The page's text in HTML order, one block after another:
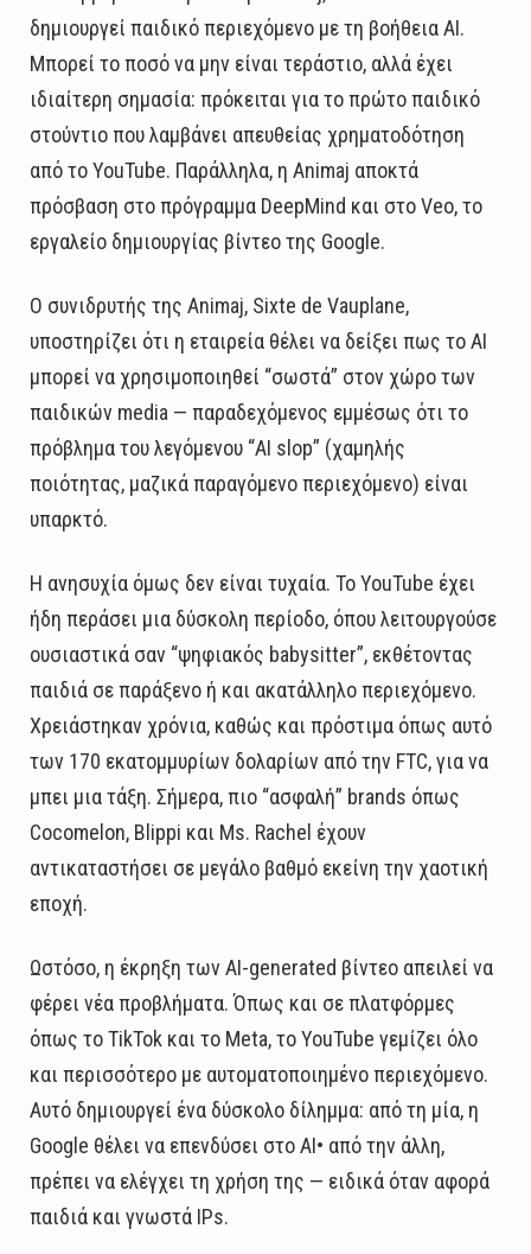
δημιουργεί παιδικό περιεχόμενο με τη βοήθεια AI.
Μπορεί το ποσό να μην είναι τεράστιο, αλλά έχει
ιδιαίτερη σημασία: πρόκειται για το πρώτο παιδικό
στούντιο που λαμβάνει απευθείας χρηματοδότηση
από το YouTube. Παράλληλα, η Animaj αποκτά
πρόσβαση στο πρόγραμμα DeepMind και στο Veo, το
εργαλείο δημιουργίας βίντεο της Google.
Ο συνιδρυτής της Animaj, Sixte de Vauplane,
υποστηρίζει ότι η εταιρεία θέλει να δείξει πως το AI
μπορεί να χρησιμοποιηθεί “σωστά” στον χώρο των
παιδικών media — παραδεχόμενος εμμέσως ότι το
πρόβλημα του λεγόμενου “AI slop” (χαμηλής
ποιότητας, μαζικά παραγόμενο περιεχόμενο) είναι
υπαρκτό.
Η ανησυχία όμως δεν είναι τυχαία. Το YouTube έχει
ήδη περάσει μια δύσκολη περίοδο, όπου λειτουργούσε
ουσιαστικά σαν “ψηφιακός babysitter”, εκθέτοντας
παιδιά σε παράξενο ή και ακατάλληλο περιεχόμενο.
Χρειάστηκαν χρόνια, καθώς και πρόστιμα όπως αυτό
των 170 εκατομμυρίων δολαρίων από την FTC, για να
μπει μια τάξη. Σήμερα, πιο “ασφαλή” brands όπως
Cocomelon, Blippi και Ms. Rachel έχουν
αντικαταστήσει σε μεγάλο βαθμό εκείνη την χαοτική
εποχή.
Ωστόσο, η έκρηξη των AI-generated βίντεο απειλεί να
φέρει νέα προβλήματα. Όπως και σε πλατφόρμες
όπως το TikTok και το Meta, το YouTube γεμίζει όλο
και περισσότερο με αυτοματοποιημένο περιεχόμενο.
Αυτό δημιουργεί ένα δύσκολο δίλημμα: από τη μία, η
Google θέλει να επενδύσει στο AI• από την άλλη,
πρέπει να ελέγχει τη χρήση της — ειδικά όταν αφορά
παιδιά και γνωστά IPs.